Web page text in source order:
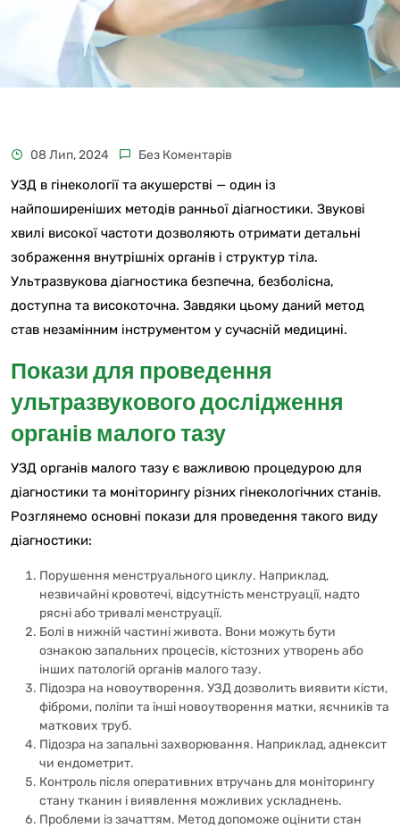
08 Лип, 2024 Без Коментарів
УЗД в гінекології та акушерстві — один із
найпоширеніших методів ранньої діагностики. Звукові
хвилі високої частоти дозволяють отримати детальні
зображення внутрішніх органів і структур тіла.
Ультразвукова діагностика безпечна, безболісна,
доступна та високоточна. Завдяки цьому даний метод
став незамінним інструментом у сучасній медицині.
Покази для проведення
ультразвукового дослідження
органів малого тазу
УЗД органів малого тазу є важливою процедурою для
діагностики та моніторингу різних гінекологічних станів.
Розглянемо основні покази для проведення такого виду
діагностики:
Порушення менструального циклу. Наприклад,
незвичайні кровотечі, відсутність менструації, надто
рясні або тривалі менструації.
Болі в нижній частині живота. Вони можуть бути
ознакою запальних процесів, кістозних утворень або
інших патологій органів малого тазу.
Підозра на новоутворення. УЗД дозволить виявити кісти,
фіброми, поліпи та інші новоутворення матки, яєчників та
маткових труб.
Підозра на запальні захворювання. Наприклад, аднексит
чи ендометрит.
Контроль після оперативних втручань для моніторингу
стану тканин і виявлення можливих ускладнень.
Проблеми із зачаттям. Метод допоможе оцінити стан